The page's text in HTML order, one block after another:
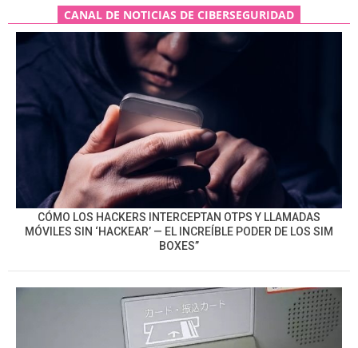
CANAL DE NOTICIAS DE CIBERSEGURIDAD
CÓMO LOS HACKERS INTERCEPTAN OTPS Y LLAMADAS
MÓVILES SIN ‘HACKEAR’ — EL INCREÍBLE PODER DE LOS SIM
BOXES”